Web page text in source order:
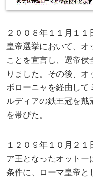
２００８年１１月１
皇帝選挙において、オ
ことを宣言し、選帝侯
りました。その後、オ
ボローニャを経由して
ルディアの鉄王冠を戴
を帯びた。
１２０９年１０月２１
ア王となったオットー
条件に、ローマ皇帝と